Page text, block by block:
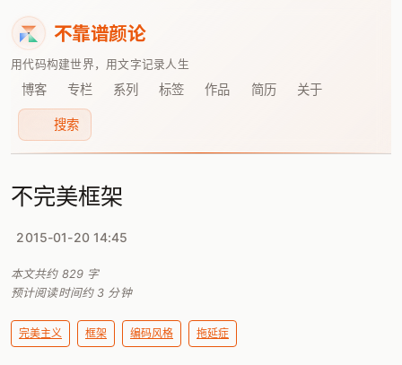
不靠谱颜论
用代码构建世界，用文字记录人生
博客 专栏 系列 标签 作品 简历 关于
搜索
不完美框架
2015-01-20 14:45
本文共约 829 字
预计阅读时间约 3 分钟
完美主义 框架 编码风格 拖延症